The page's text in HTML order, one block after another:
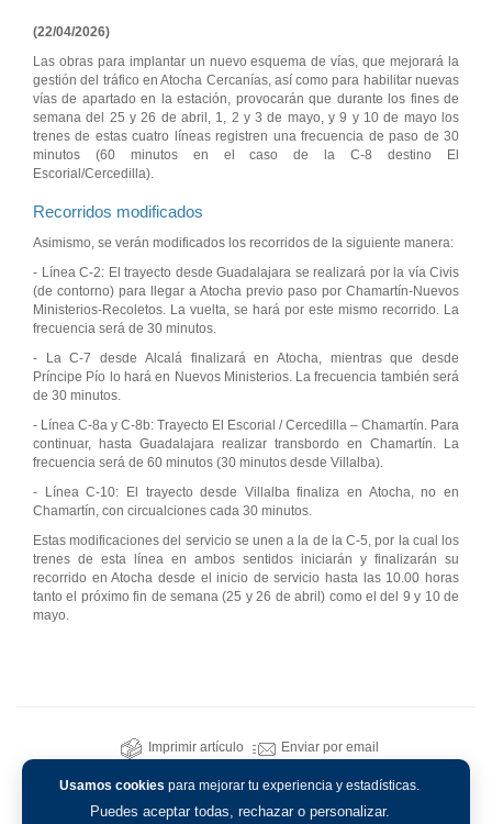
Usamos cookies para mejorar tu experiencia y estadísticas.
Puedes aceptar todas, rechazar o personalizar.
(22/04/2026)
Las obras para implantar un nuevo esquema de vías, que mejorará la
gestión del tráfico en Atocha Cercanías, así como para habilitar nuevas
vías de apartado en la estación, provocarán que durante los fines de
semana del 25 y 26 de abril, 1, 2 y 3 de mayo, y 9 y 10 de mayo los
trenes de estas cuatro líneas registren una frecuencia de paso de 30
minutos (60 minutos en el caso de la C-8 destino El
Escorial/Cercedilla).
Recorridos modificados
Asimismo, se verán modificados los recorridos de la siguiente manera:
- Línea C-2: El trayecto desde Guadalajara se realizará por la vía Civis
(de contorno) para llegar a Atocha previo paso por Chamartín-Nuevos
Ministerios-Recoletos. La vuelta, se hará por este mismo recorrido. La
frecuencia será de 30 minutos.
- La C-7 desde Alcalá finalizará en Atocha, mientras que desde
Príncipe Pío lo hará en Nuevos Ministerios. La frecuencia también será
de 30 minutos.
- Línea C-8a y C-8b: Trayecto El Escorial / Cercedilla – Chamartín. Para
continuar, hasta Guadalajara realizar transbordo en Chamartín. La
frecuencia será de 60 minutos (30 minutos desde Villalba).
- Línea C-10: El trayecto desde Villalba finaliza en Atocha, no en
Chamartín, con circualciones cada 30 minutos.
Estas modificaciones del servicio se unen a la de la C-5, por la cual los
trenes de esta línea en ambos sentidos iniciarán y finalizarán su
recorrido en Atocha desde el inicio de servicio hasta las 10.00 horas
tanto el próximo fin de semana (25 y 26 de abril) como el del 9 y 10 de
mayo.
Imprimir artículo Enviar por email